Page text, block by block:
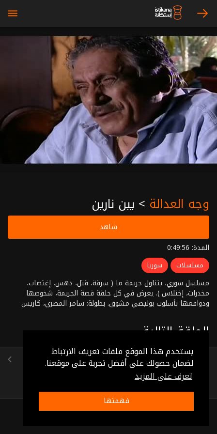
يستخدم هذا الموقع ملفات تعريف الارتباط
لضمان حصولك على أفضل تجربة على موقعنا.
تعرف على المزيد
فهمتها
arrow_right
bars
وجه العدالة > بين نارين
شاهد
المدة: 0:49:56
مسلسلات سوريا
مسلسل سوري، يتناول جريمة ما ( سرقة، قتل، دهس، إغتصاب،
مخدرات، إختلاس ). يعرض في كل حلقة قصة الجريمة، شخوصها
ودوافعها بأسلوب بوليصي مشوق. بطولة: سامر المصري، كاريس
الحلقة التالية
ستر العار
(0:50:11)